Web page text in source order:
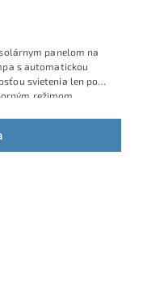
panelom na
s automatickou
svietenia len po
režimom